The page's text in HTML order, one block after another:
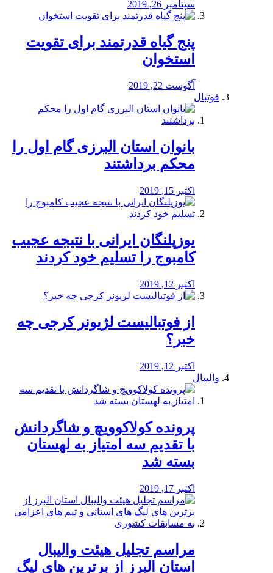
سپتامبر 26, 2019
پنج گیاه قدرتمند برای تقویت
استخوان
آگوست 22, 2019
فوتبال
بانوان استان البرزی گام اول را
محكم برداشتند
اکتبر 15, 2019
یوزپلنگان ایرانی با نتیجه عجیب
کامبوج را تسلیم خود کردند
اکتبر 12, 2019
از فوتبالیست لژیونر کرجی چه
خبر؟
اکتبر 12, 2019
والیبال
پرونده کولاکوویچ و شاگردانش
با تقدیم سه امتیاز به لهستان
بسته شد
اکتبر 17, 2019
مراسم تجلیل هیئت والیبال
استان البرز از برترین های لیگ